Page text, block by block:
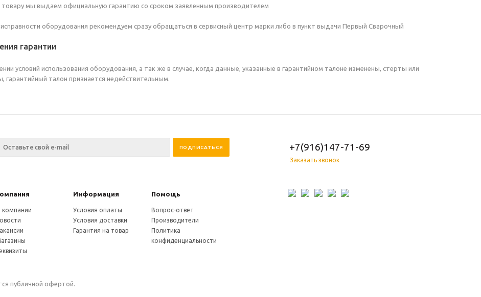
мы выдаем официальную гарантию со сроком заявленным производителем
оборудования рекомендуем сразу обращаться в сервисный центр марки либо в пункт выдачи Первый Сварочный
гарантии
условий использования оборудования, а так же в случае, когда данные, указанные в гарантийном талоне изменены, стерты или
гарантийный талон признается недействительным.
+7(916)147-71-69
Заказать звонок
Информация Помощь
компании
Условия оплаты
Условия доставки
Гарантия на товар
Вопрос-ответ
Производители
Политика
конфиденциальности
публичной офертой.